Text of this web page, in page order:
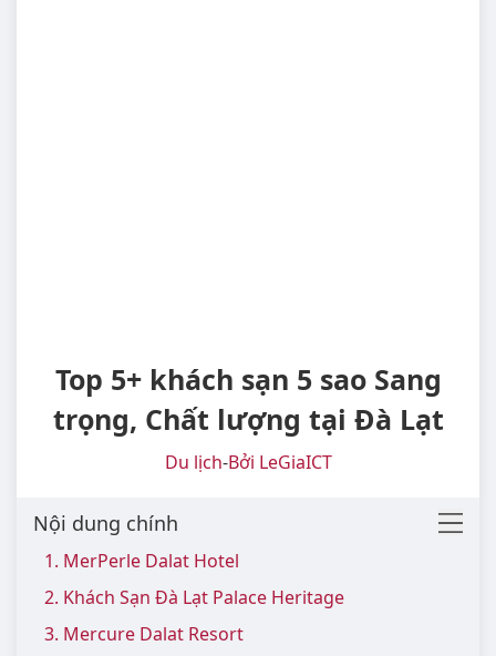
Top 5+ khách sạn 5 sao Sang
trọng, Chất lượng tại Đà Lạt
Du lịch-Bởi LeGiaICT
Nội dung chính
1. MerPerle Dalat Hotel
2. Khách Sạn Đà Lạt Palace Heritage
3. Mercure Dalat Resort